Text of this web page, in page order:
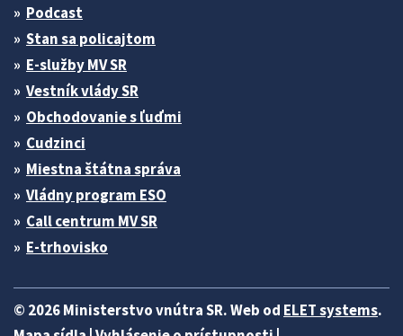
Podcast
Stan sa policajtom
E-služby MV SR
Vestník vlády SR
Obchodovanie s ľuďmi
Cudzinci
Miestna štátna správa
Vládny program ESO
Call centrum MV SR
E-trhovisko
© 2026 Ministerstvo vnútra SR. Web od ELET systems.